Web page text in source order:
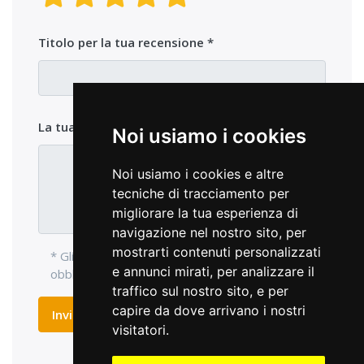
Noi usiamo i cookies
Noi usiamo i cookies e altre
tecniche di tracciamento per
migliorare la tua esperienza di
navigazione nel nostro sito, per
mostrarti contenuti personalizzati
e annunci mirati, per analizzare il
traffico sul nostro sito, e per
capire da dove arrivano i nostri
visitatori.
Titolo per la tua recensione
La tua opinione sul prodotto
* Gli elementi di ingresso con l'asterisco sono
obbligatori e devono essere compilati.
Inviare recensione